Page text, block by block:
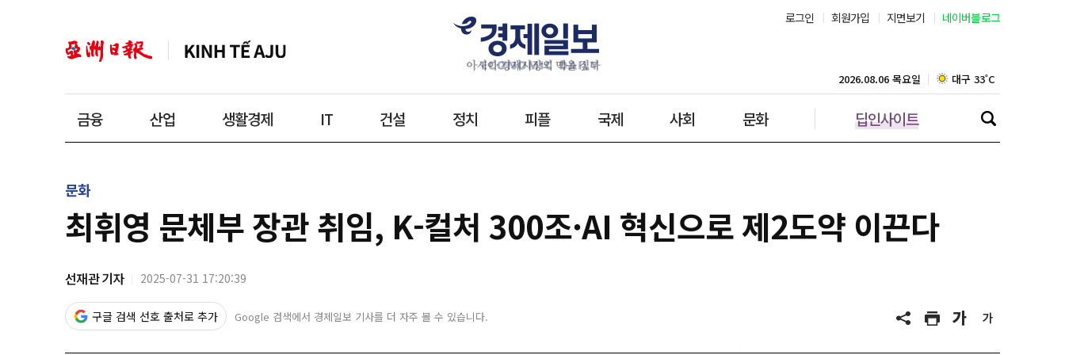
로그인 회원가입 지면보기 네이버블로그
금융 산업 생활경제 IT 건설 정치 피플 국제 사회 문화 딥인사이트
2026.08.06 목요일 대구 33˚C
인천 30˚C
제주 30˚C
문화
최휘영 문체부 장관 취임, K-컬처 300조·AI 혁신으로 제2도약 이끈다
선재관 기자 2025-07-31 17:20:39
구글 검색 선호 출처로 추가 Google 검색에서 경제일보 기사를 더 자주 볼 수 있습니다.